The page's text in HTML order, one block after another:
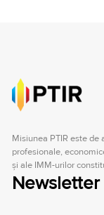
Misiunea PTIR este de
profesionale,
şi ale IMM-urilor
Newsletter